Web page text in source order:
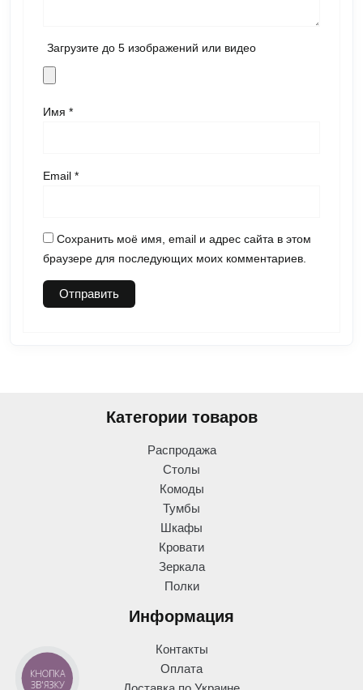
Загрузите до 5 изображений или видео
Имя *
Email *
Сохранить моё имя, email и адрес сайта в этом
браузере для последующих моих комментариев.
Категории товаров
Распродажа
Столы
Комоды
Тумбы
Шкафы
Кровати
Зеркала
Полки
Информация
Контакты
Оплата
КНОПКА
ЗВ'ЯЗКУ